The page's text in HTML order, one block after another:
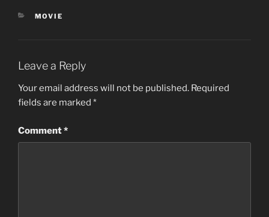
CATEGORIES
MOVIE
Leave a Reply
Your email address will not be published. Required
fields are marked *
Comment*